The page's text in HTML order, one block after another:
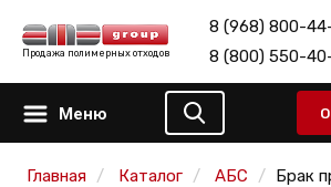
Продажа полимерных отходов
8 (968) 800-
8 (800) 550-
Меню
Главная Каталог АБС Брак